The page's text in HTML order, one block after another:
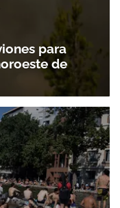
para
de